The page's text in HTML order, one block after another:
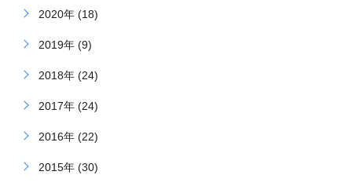
2020年 (18)
2019年 (9)
2018年 (24)
2017年 (24)
2016年 (22)
2015年 (30)